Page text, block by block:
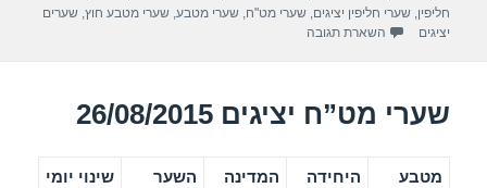
k
חליפין ,שערי חליפין יציגים ,שערי מט"ח ,שערי מטבע ,שערי מטבע חוץ ,שערים
יציגים
השארת תגובה
שערי מט”ח יציגים 26/08/2015
מטבע היחידה המדינה השער שינוי יומי